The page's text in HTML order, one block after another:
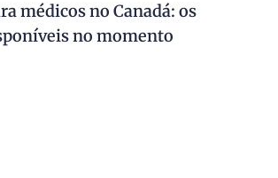
médicos no Canadá: os
no momento